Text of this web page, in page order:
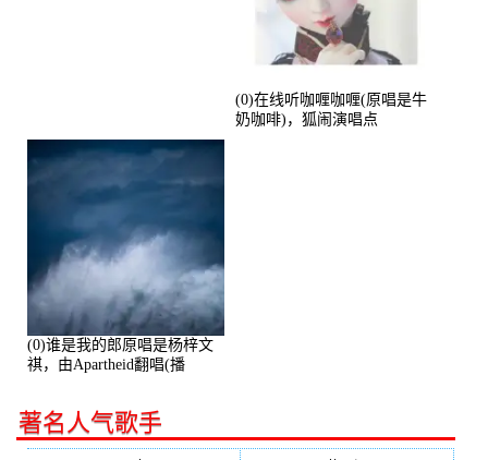
(0)在线听咖喱咖喱(原唱是牛
奶咖啡)，狐闹演唱点
(0)谁是我的郎原唱是杨梓文
祺，由Apartheid翻唱(播
著名人气歌手